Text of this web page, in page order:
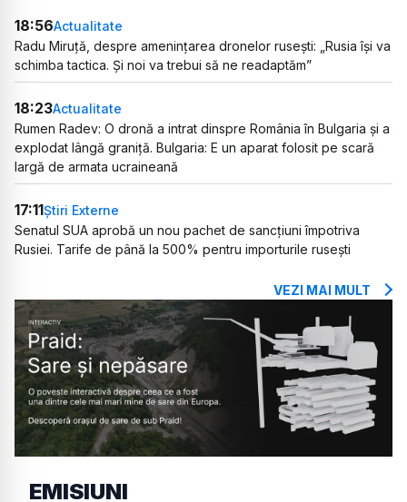
18:56Actualitate
Radu Miruță, despre amenințarea dronelor rusești: „Rusia își va
schimba tactica. Și noi va trebui să ne readaptăm”
18:23Actualitate
Rumen Radev: O dronă a intrat dinspre România în Bulgaria și a
explodat lângă graniță. Bulgaria: E un aparat folosit pe scară
largă de armata ucraineană
17:11Știri Externe
Senatul SUA aprobă un nou pachet de sancțiuni împotriva
Rusiei. Tarife de până la 500% pentru importurile rusești
VEZI MAI MULT
EMISIUNI